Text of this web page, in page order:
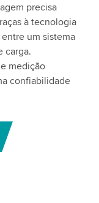
precisa
à tecnologia
um sistema
carga.
medição
confiabilidade